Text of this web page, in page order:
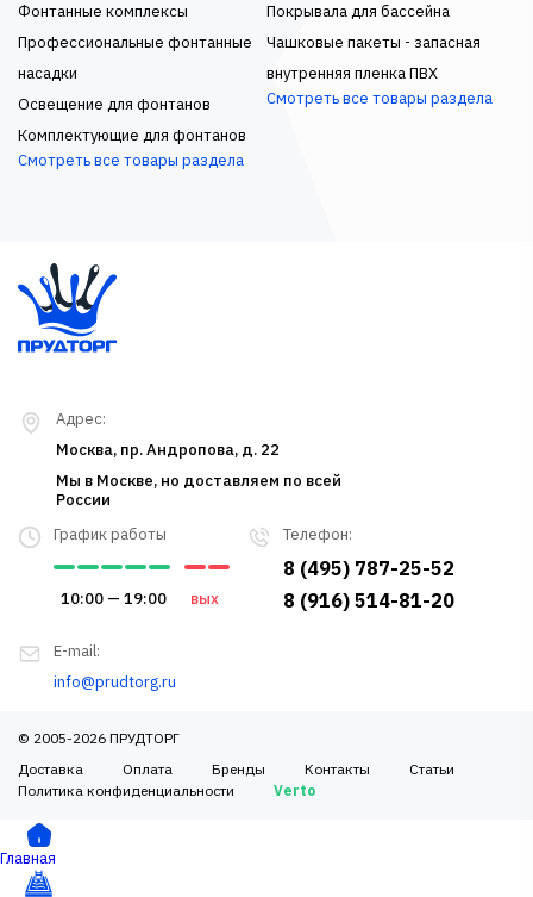
Фонтанные комплексы
Профессиональные фонтанные
насадки
Освещение для фонтанов
Комплектующие для фонтанов
Смотреть все товары раздела
Покрывала для бассейна
Чашковые пакеты - запасная
внутренняя пленка ПВХ
Смотреть все товары раздела
Телефон:
8 (495) 787-25-52
8 (916) 514-81-20
График работы
10:00 — 19:00 вых
E-mail:
info@prudtorg.ru
Адрес:
Москва, пр. Андропова, д. 22
Мы в Москве, но доставляем по всей
России
© 2005-2026 ПРУДТОРГ
Доставка
Оплата Бренды Контакты
Статьи
Политика конфиденциальности
Verto
Главная